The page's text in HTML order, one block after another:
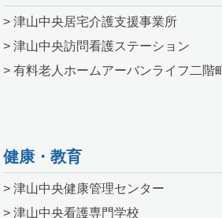
> 津山中央居宅介護支援事業所
> 津山中央訪問看護ステーション
> 有料老人ホームアーバンライフ二階
健康・教育
> 津山中央健康管理センター
> 津山中央看護専門学校